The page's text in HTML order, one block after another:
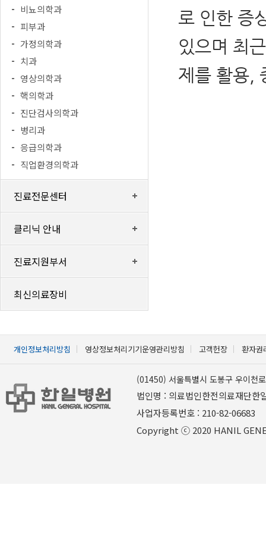
비뇨의학과
피부과
가정의학과
치과
영상의학과
핵의학과
진단검사의학과
병리과
응급의학과
직업환경의학과
진료전문센터
클리닉 안내
진료지원부서
최신의료장비
로 인한 증
있으며 최
제를 활용,
개인정보처리방침 영상정보처리기기운영관리방침 고객헌장 환자권
(01450) 서울특별시 도봉구 우이천
법인명 : 의료법인한전의료재단한
사업자등록번호 : 210-82-
Copyright ⓒ 2020 HANIL